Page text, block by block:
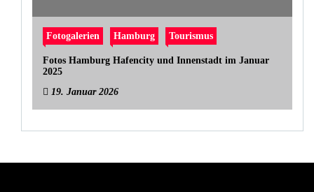
Fotogalerien Hamburg Tourismus
Fotos Hamburg Hafencity und Innenstadt im Januar
2025
19. Januar 2026